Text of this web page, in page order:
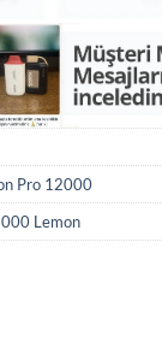
Pro 12000
Lemon